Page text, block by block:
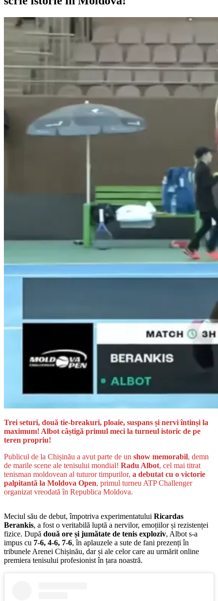
Trei seturi, două tie-breakuri, ploaie, suspans și nervi întinși la
maximum! Albot câștigă primul meci la turneul istoric de pe
teren propriu!
Publicul de la Chișinău a avut parte de un show memorabil, demn
de marile scene ale tenisului mondial! Radu Albot, cel mai titrat
tenisman moldovean al tuturor timpurilor, a debutat cu o victorie
palpitantă la Moldova Open, primul turneu ATP Challenger
organizat vreodată în Republica Moldova.
Meciul său de debut, împotriva experimentatului Ricardas
Berankis, a fost o veritabilă luptă a nervilor, emoțiilor și rezistenței
fizice. După două ore și jumătate de tenis exploziv, Albot s-a
impus cu 7-6, 4-6, 7-6, în aplauzele a sute de fani prezenți în
tribunele Arenei Chișinău, dar și ale celor care au urmărit online
premiera tenisului profesionist în țara noastră.